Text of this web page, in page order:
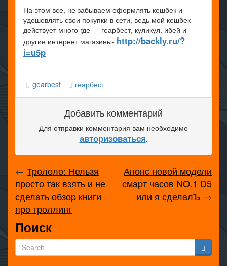
На этом все, не забываем оформлять кешбек и
удешевлять свои покупки в сети, ведь мой кешбек
действует много где — геарбест, куликул, ибей и
другие интернет магазины- http://backly.ru/?
i=u5p
gearbest геарбест
Добавить комментарий
Для отправки комментария вам необходимо
авторизоваться.
← Трололо: Нельзя
просто так взять и не
сделать обзор книги
про троллинг
Анонс новой модели
смарт часов NO.1 D5
или я сделалЪ →
Поиск